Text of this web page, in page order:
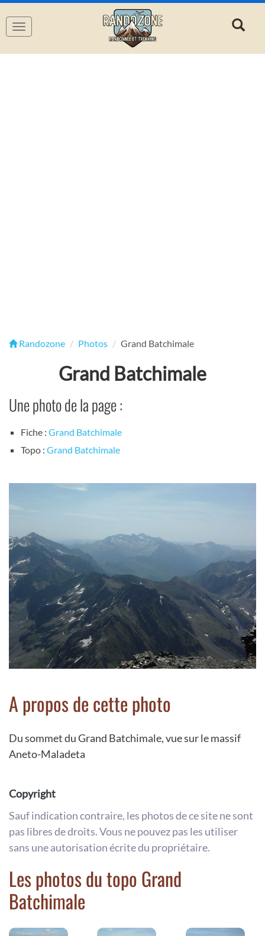
Navigation
Randozone Photos Grand Batchimale
Grand Batchimale
Une photo de la page :
Fiche : Grand Batchimale
Topo : Grand Batchimale
A propos de cette photo
Du sommet du Grand Batchimale, vue sur le massif
Aneto-Maladeta
Copyright
Sauf indication contraire, les photos de ce site ne sont
pas libres de droits. Vous ne pouvez pas les utiliser
sans une autorisation écrite du propriétaire.
Les photos du topo Grand
Batchimale